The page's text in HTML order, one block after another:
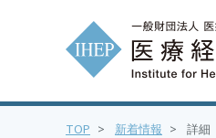
TOP > 新着情報 > 詳細